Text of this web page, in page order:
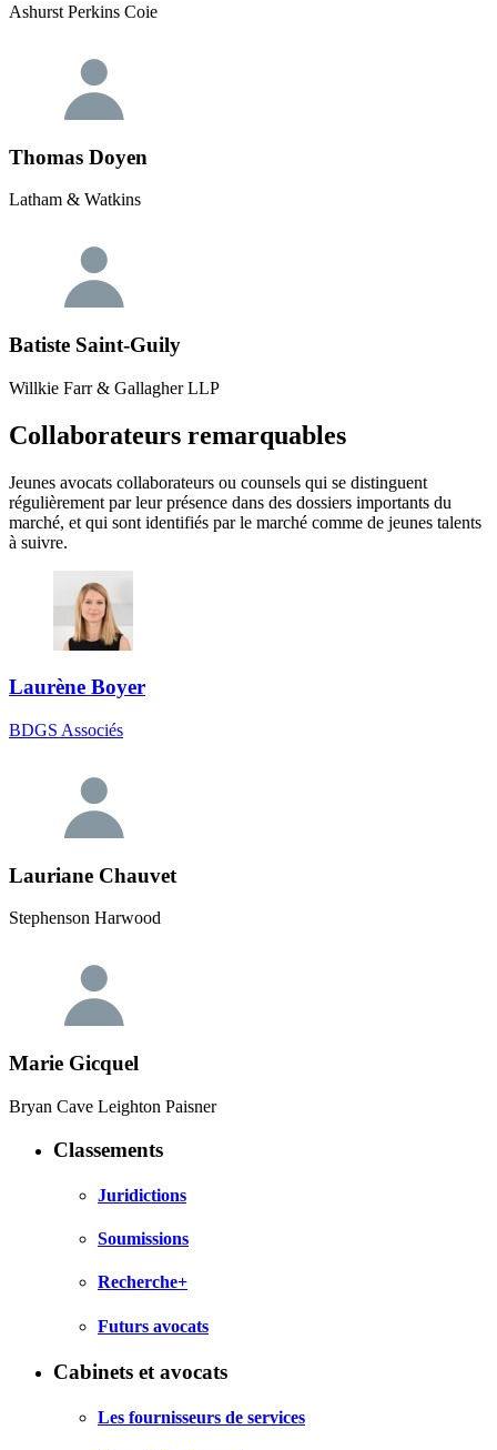
Ashurst Perkins Coie
Thomas Doyen
Latham & Watkins
Batiste Saint-Guily
Willkie Farr & Gallagher LLP
Collaborateurs remarquables
Jeunes avocats collaborateurs ou counsels qui se distinguent
régulièrement par leur présence dans des dossiers importants du
marché, et qui sont identifiés par le marché comme de jeunes talents
à suivre.
Laurène Boyer
BDGS Associés
Lauriane Chauvet
Stephenson Harwood
Marie Gicquel
Bryan Cave Leighton Paisner
Classements
Juridictions
Soumissions
Recherche+
Futurs avocats
Cabinets et avocats
Les fournisseurs de services